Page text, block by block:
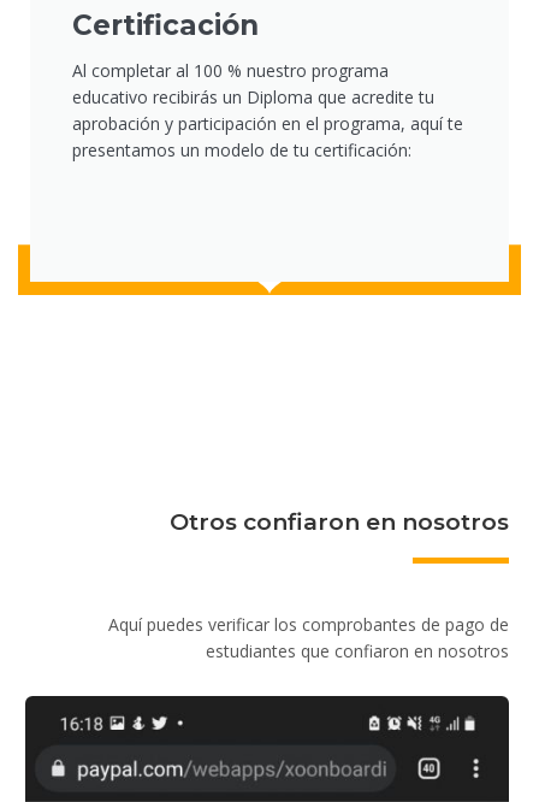
Certificación
Al completar al 100 % nuestro programa
educativo recibirás un Diploma que acredite tu
aprobación y participación en el programa, aquí te
presentamos un modelo de tu certificación:
Otros confiaron en nosotros
Aquí puedes verificar los comprobantes de pago de
estudiantes que confiaron en nosotros